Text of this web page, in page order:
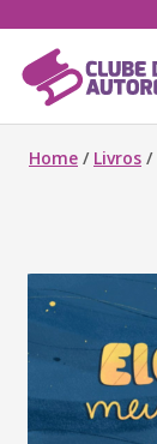
Home / Livros /